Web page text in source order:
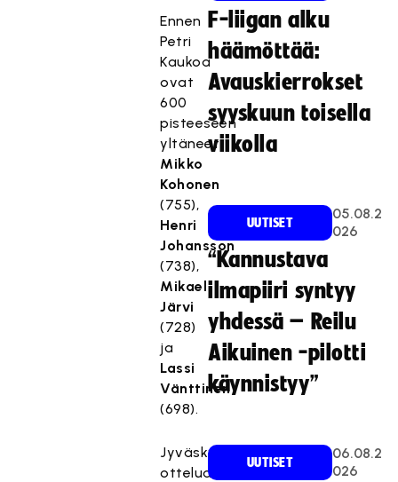
Ennen
Petri
Kaukoa
ovat
600
pisteeseen
yltäneet
Mikko
Kohonen
(755),
Henri
Johansson
(738),
Mikael
Järvi
(728)
ja
Lassi
Vänttinen
(698).
Jyväskylän
ottelua
F-liigan alku
häämöttää:
Avauskierrokset
syyskuun toisella
viikolla
UUTISET
05.08.2
026
“Kannustava
ilmapiiri syntyy
yhdessä – Reilu
Aikuinen -pilotti
käynnistyy”
UUTISET
06.08.2
026